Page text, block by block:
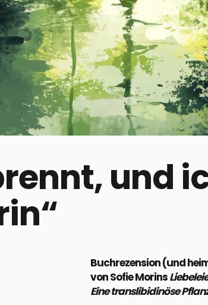
und
Buchrezension (und
von Sofie Morins
Eine translibidinöse